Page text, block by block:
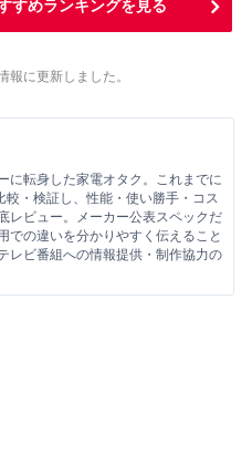
すめランキングを見る
報に更新しました。
に転身した家電オタク。これまでに
較・検証し、性能・使い勝手・コス
レビュー。メーカー公表スペックだ
での違いを分かりやすく伝えること
レビ番組への情報提供・制作協力の